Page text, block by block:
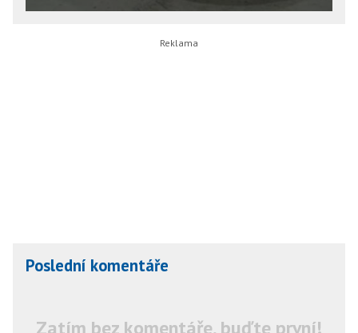
Poslední komentáře
Zatím bez komentáře, buďte první!